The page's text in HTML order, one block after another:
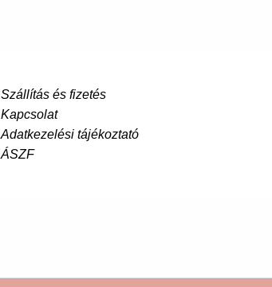
Szállítás és fizetés
Kapcsolat
Adatkezelési tájékoztató
ÁSZF